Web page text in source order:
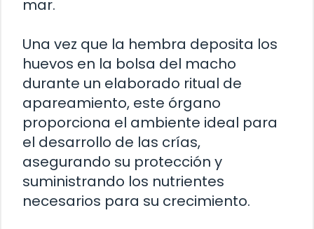
mar.
Una vez que la hembra deposita los
huevos en la bolsa del macho
durante un elaborado ritual de
apareamiento, este órgano
proporciona el ambiente ideal para
el desarrollo de las crías,
asegurando su protección y
suministrando los nutrientes
necesarios para su crecimiento.